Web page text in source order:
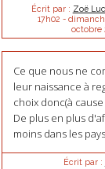
Écrit par : Zoë
17h02 -
octobre
Ce que nous ne
leur naissance à
choix donc(à
De plus en plus
moins dans les
Écrit par :